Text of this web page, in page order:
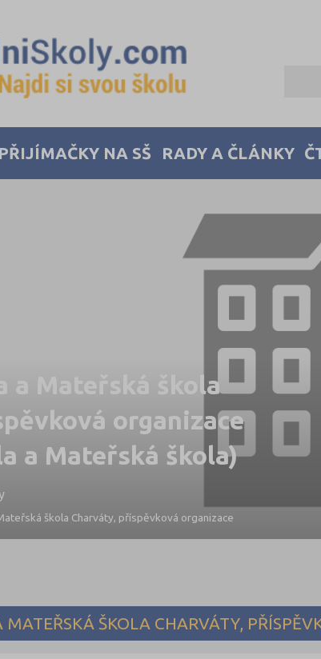
PŘIJÍMAČKY NA SŠ RADY A ČLÁNKY
a Mateřská škola
organizace
a Mateřská škola)
škola Charváty, příspěvková organizace
ŠKOLA CHARVÁTY,